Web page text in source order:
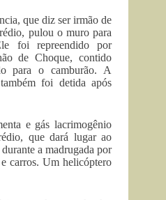
que diz ser irmão de
pulou o muro para
foi repreendido por
de Choque, contido
para o camburão. A
foi detida após
e gás lacrimogênio
que dará lugar ao
a madrugada por
carros. Um helicóptero